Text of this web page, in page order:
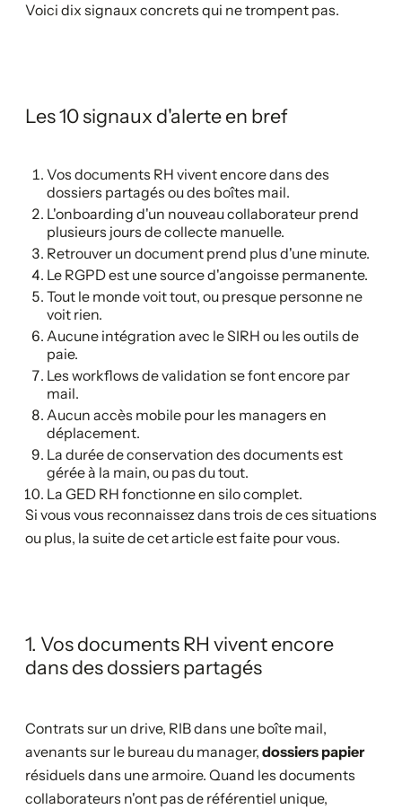
Voici dix signaux concrets qui ne trompent pas.
Les 10 signaux d'alerte en bref
Vos documents RH vivent encore dans des
dossiers partagés ou des boîtes mail.
L'onboarding d'un nouveau collaborateur prend
plusieurs jours de collecte manuelle.
Retrouver un document prend plus d'une minute.
Le RGPD est une source d'angoisse permanente.
Tout le monde voit tout, ou presque personne ne
voit rien.
Aucune intégration avec le SIRH ou les outils de
paie.
Les workflows de validation se font encore par
mail.
Aucun accès mobile pour les managers en
déplacement.
La durée de conservation des documents est
gérée à la main, ou pas du tout.
La GED RH fonctionne en silo complet.
Si vous vous reconnaissez dans trois de ces situations
ou plus, la suite de cet article est faite pour vous.
1. Vos documents RH vivent encore
dans des dossiers partagés
Contrats sur un drive, RIB dans une boîte mail,
avenants sur le bureau du manager, dossiers papier
résiduels dans une armoire. Quand les documents
collaborateurs n'ont pas de référentiel unique,